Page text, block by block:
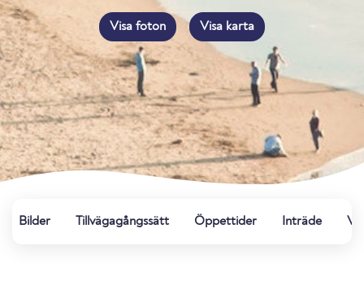
Visa foton Visa karta
Bilder Tillvägagångssätt Öppettider Inträde